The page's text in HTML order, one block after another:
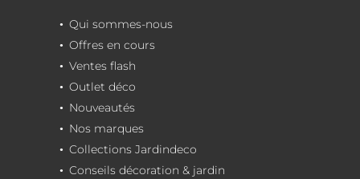
Qui sommes-nous
Offres en cours
Ventes flash
Outlet déco
Nouveautés
Nos marques
Collections Jardindeco
Conseils décoration & jardin